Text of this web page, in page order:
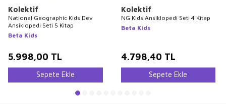
Kolektif
National Geographic Kids Dev
Ansiklopedi Seti 5 Kitap
Beta Kids
5.998,00 TL
Sepete Ekle
Kolektif
NG Kids Ansiklopedi Seti 4 Kitap
Beta Kids
4.798,40 TL
Sepete Ekle